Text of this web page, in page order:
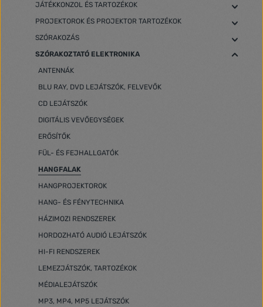
JÁTÉKKONZOL ÉS TARTOZÉKOK
PROJEKTOROK ÉS PROJEKTOR TARTOZÉKOK
SZÓRAKOZÁS
SZÓRAKOZTATÓ ELEKTRONIKA
ANTENNÁK
BLU RAY, DVD LEJÁTSZÓK, FELVEVŐK
CD LEJÁTSZÓK
DIGITÁLIS VEVŐEGYSÉGEK
ERŐSÍTŐK
FÜL- ÉS FEJHALLGATÓK
HANGFALAK
HANGPROJEKTOROK
HANG- ÉS FÉNYTECHNIKA
HÁZIMOZI RENDSZEREK
HORDOZHATÓ AUDIÓ LEJÁTSZÓK
HI-FI RENDSZEREK
LEMEZJÁTSZÓK, TARTOZÉKOK
MÉDIALEJÁTSZÓK
MP3, MP4, MP5 LEJÁTSZÓK